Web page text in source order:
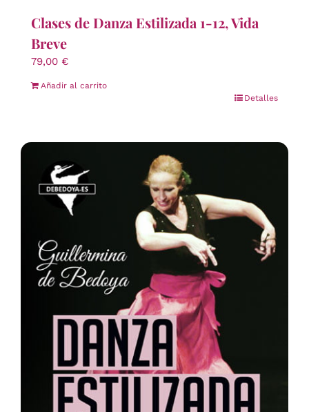
Clases de Danza Estilizada 1-12, Vida
Breve
79,00 €
Añadir al carrito
Detalles